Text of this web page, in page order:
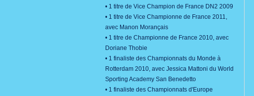
• 1 titre de Vice Champion de France DN2 2009
• 1 titre de Vice Championne de France 2011,
avec Manon Morançais
• 1 titre de Championne de France 2010, avec
Doriane Thobie
• 1 finaliste des Championnats du Monde à
Rotterdam 2010, avec Jessica Mattoni du World
Sporting Academy San Benedetto
• 1 finaliste des Championnats d'Europe